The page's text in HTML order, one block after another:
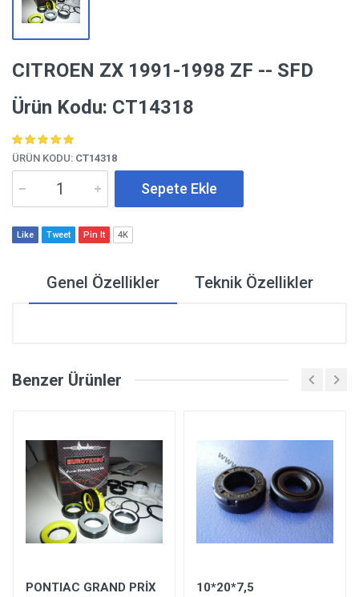
CITROEN ZX 1991-1998 ZF -- SFD
Ürün Kodu: CT14318
ÜRÜN KODU: CT14318
Sepete Ekle
Like Tweet Pin It 4K
Genel Özellikler Teknik Özellikler
Benzer Ürünler
PONTIAC GRAND PRİX
10*20*7,5